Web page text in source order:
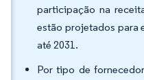
participação na
estão projetados para
até 2031.
Por tipo de